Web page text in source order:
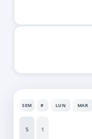
SEM # LUN MAR
5 1